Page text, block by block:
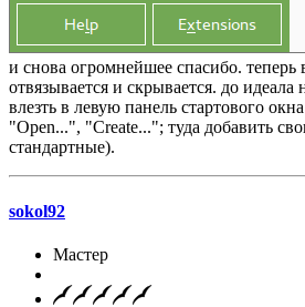
и снова огромнейшее спасибо. теперь
отвязывается и скрывается. до идеала
влезть в левую панель стартового
"Open...", "Create..."; туда добавить
стандартные).
sokol92
Мастер